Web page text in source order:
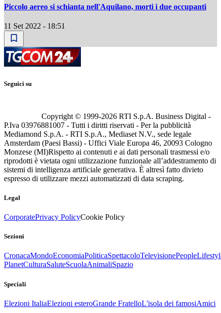
Piccolo aereo si schianta nell'Aquilano, morti i due occupanti
11 Set 2022 - 18:51
Seguici su
Copyright © 1999-2026 RTI S.p.A. Business Digital -
P.Iva 03976881007 - Tutti i diritti riservati - Per la pubblicità
Mediamond S.p.A. - RTI S.p.A., Mediaset N.V., sede legale
Amsterdam (Paesi Bassi) - Uffici Viale Europa 46, 20093 Cologno
Monzese (MI)Rispetto ai contenuti e ai dati personali trasmessi e/o
riprodotti è vietata ogni utilizzazione funzionale all’addestramento di
sistemi di intelligenza artificiale generativa. È altresì fatto divieto
espresso di utilizzare mezzi automatizzati di data scraping.
Legal
CorporatePrivacy PolicyCookie Policy
Sezioni
CronacaMondoEconomiaPoliticaSpettacoloTelevisionePeople
PlanetCulturaSaluteScuolaAnimaliSpazio
Speciali
Elezioni ItaliaElezioni esteroGrande FratelloL'isola dei famosiAmici